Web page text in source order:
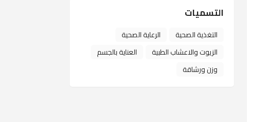
التسميات
التغذية الصحية
الرعاية الصحية
الزيوت والاعشاب الطبية
العناية بالجسم
وزن ورشاقة